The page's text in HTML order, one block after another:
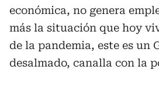
económica, no genera
más la situación que hoy
de la pandemia, este es un
desalmado, canalla con la